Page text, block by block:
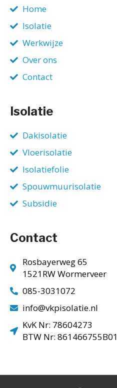
Home
Isolatie
Werkwijze
Over ons
Contact
Isolatie
Dakisolatie
Vloerisolatie
Isolatiefolie
Spouwmuurisolatie
Subsidie
Contact
Rosbayerweg 65
1521RW Wormerveer
085-3031072
info@vkpisolatie.nl
KvK Nr: 78604273
BTW Nr: 861466755B01